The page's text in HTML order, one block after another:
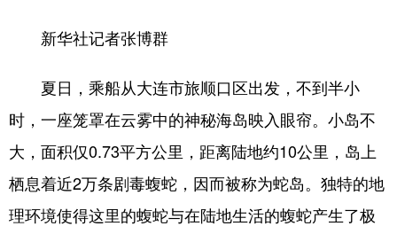
北京 天津 河北 山西
浙江 安徽 福建 江西
山东 河南 湖北 湖南
新华社记者张博群
夏日，乘船从大连市旅顺口区出发，不到半小
时，一座笼罩在云雾中的神秘海岛映入眼帘。小岛不
大，面积仅0.73平方公里，距离陆地约10公里，岛上
栖息着近2万条剧毒蝮蛇，因而被称为蛇岛。独特的地
理环境使得这里的蝮蛇与在陆地生活的蝮蛇产生了极